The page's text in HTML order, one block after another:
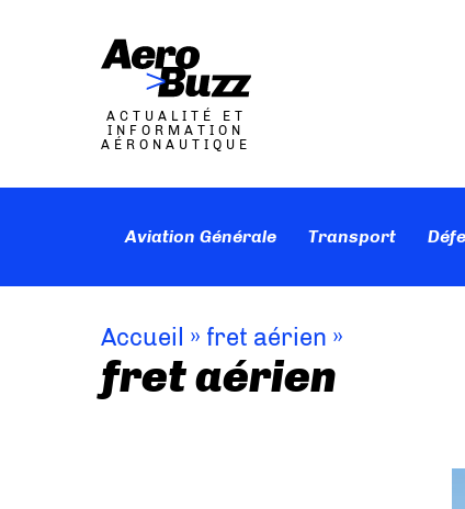
ACTUALITÉ ET
INFORMATION
AÉRONAUTIQUE
Aviation Générale Transport
Accueil » fret aérien »
fret aérien